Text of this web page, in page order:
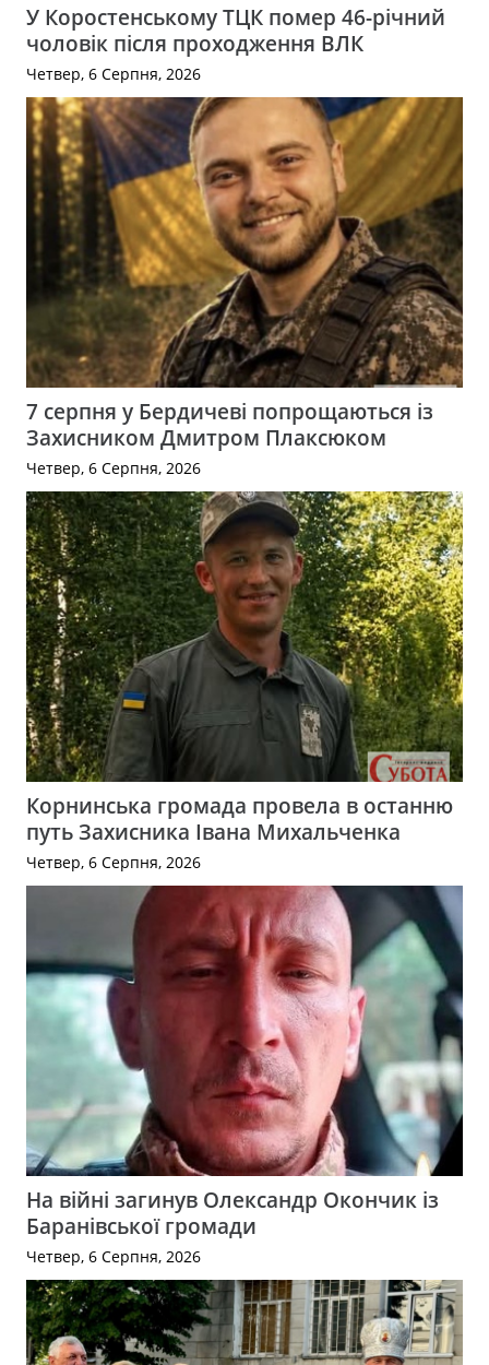
У Коростенському ТЦК помер 46-річний
чоловік після проходження ВЛК
Четвер, 6 Серпня, 2026
7 серпня у Бердичеві попрощаються із
Захисником Дмитром Плаксюком
Четвер, 6 Серпня, 2026
Корнинська громада провела в останню
путь Захисника Івана Михальченка
Четвер, 6 Серпня, 2026
На війні загинув Олександр Окончик із
Баранівської громади
Четвер, 6 Серпня, 2026